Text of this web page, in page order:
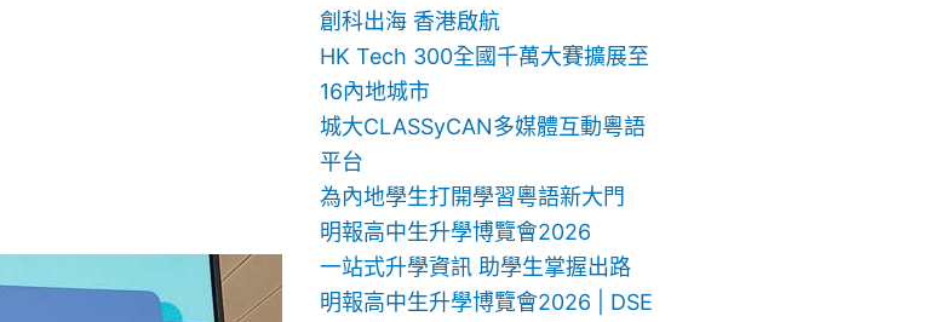
創科出海 香港啟航
HK Tech 300全國千萬大賽擴展至
16內地城市
城大CLASSyCAN多媒體互動粵語
平台
為內地學生打開學習粵語新大門
明報高中生升學博覽會2026
一站式升學資訊 助學生掌握出路
明報高中生升學博覽會2026 | DSE